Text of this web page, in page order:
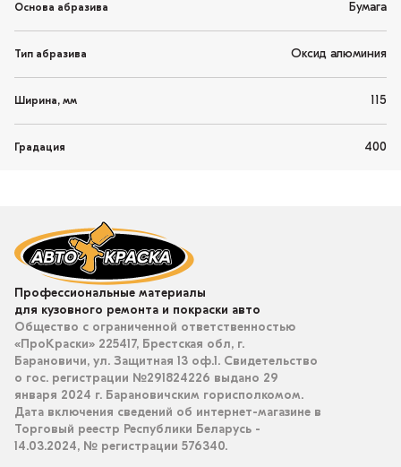
Основа абразива Бумага
Тип абразива Оксид алюминия
Ширина, мм 115
Градация 400
Профессиональные материалы
для кузовного ремонта и покраски авто
Общество с ограниченной ответственностью
«ПроКраски» 225417, Брестская обл, г.
Барановичи, ул. Защитная 13 оф.1. Свидетельство
о гос. регистрации №291824226 выдано 29
января 2024 г. Барановичским горисполкомом.
Дата включения сведений об интернет-магазине в
Торговый реестр Республики Беларусь -
14.03.2024, № регистрации 576340.